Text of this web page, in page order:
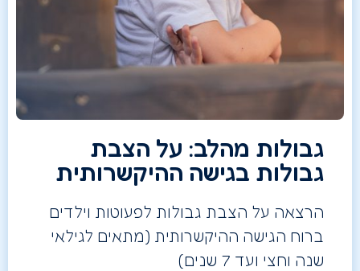
גבולות מהלב: על הצבת
גבולות בגישה ההיקשרותית
הרצאה על הצבת גבולות לפעוטות וילדים
ברוח הגישה ההיקשרותית (מתאים לגילאי
שנה וחצי ועד 7 שנים)